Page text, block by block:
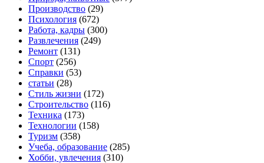
Производство (29)
Психология (672)
Работа, кадры (300)
Развлечения (249)
Ремонт (131)
Спорт (256)
Справки (53)
статьи (28)
Стиль жизни (172)
Строительство (116)
Техника (173)
Технологии (158)
Туризм (358)
Учеба, образование (285)
Хобби, увлечения (310)